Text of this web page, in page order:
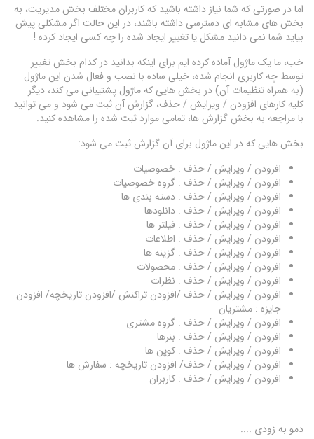
اما در صورتی که شما نیاز داشته باشید که کاربران مختلف بخش مدیریت، به
بخش های مشابه ای دسترسی داشته باشند، در این حالت اگر مشکلی پیش
بیاید شما نمی دانید مشکل یا تغییر ایجاد شده را چه کسی ایجاد کرده !
خب، ما یک ماژول آماده کرده ایم برای اینکه بدانید در کدام بخش تغییر
توسط چه کاربری انجام شده، خیلی ساده با نصب و فعال شدن این ماژول
(به همراه تنظیمات آن) در بخش هایی که ماژول پشتیبانی می کند، دیگر
کلیه کارهای افزودن / ویرایش / حذف، گزارش آن ثبت می شود و می توانید
با مراجعه به بخش گزارش ها، تمامی موارد ثبت شده را مشاهده کنید.
بخش هایی که در این ماژول برای آن گزارش ثبت می شود:
افزودن / ویرایش / حذف : خصوصیات
افزودن / ویرایش / حذف : گروه خصوصیات
افزودن / ویرایش / حذف : دسته بندی ها
افزودن / ویرایش / حذف : دانلودها
افزودن / ویرایش / حذف : فیلتر ها
افزودن / ویرایش / حذف : اطلاعات
افزودن / ویرایش / حذف : گزینه ها
افزودن / ویرایش / حذف : محصولات
افزودن / ویرایش / حذف : نظرات
افزودن / ویرایش / حذف /افزودن تراکنش /افزودن تاریخچه/ افزودن
جایزه : مشتریان
افزودن / ویرایش / حذف : گروه مشتری
افزودن / ویرایش / حذف : بنرها
افزودن / ویرایش / حذف : کوپن ها
افزودن / ویرایش / حذف/ افزودن تاریخچه : سفارش ها
افزودن / ویرایش / حذف : کاربران
دمو به زودی ....